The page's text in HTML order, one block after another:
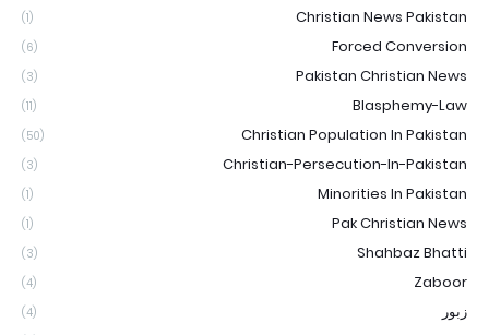
Christian News Pakistan
(1)
Forced Conversion
(6)
Pakistan Christian News
(3)
Blasphemy-Law
(11)
Christian Population In Pakistan
(50)
Christian-Persecution-In-Pakistan
(3)
Minorities In Pakistan
(1)
Pak Christian News
(1)
Shahbaz Bhatti
(3)
Zaboor
(4)
زبور (4)